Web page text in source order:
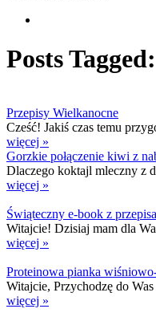
Posts Tagged:
Przepisy Wielkanocne
Cześć! Jakiś czas temu
więcej »
Gorzkie połączenie kiwi z
Dlaczego koktajl mleczny z
więcej »
Świąteczny e-book z
Witajcie! Dzisiaj mam dla
więcej »
Proteinowa pianka
Witajcie, Przychodzę do
więcej »